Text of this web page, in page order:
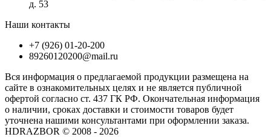
д. 53
Наши контакты
+7 (926) 01-20-200
89260120200@mail.ru
Вся информация о предлагаемой продукции размещена на
сайте в ознакомительных целях и не является публичной
офертой согласно ст. 437 ГК РФ. Окончательная информация
о наличии, сроках доставки и стоимости товаров будет
уточнена нашими консультантами при оформлении заказа.
HDRAZBOR © 2008 - 2026